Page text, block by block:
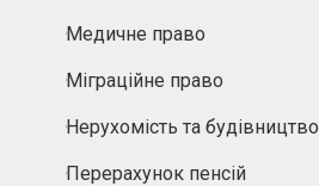
Медичне право
Міграційне право
Нерухомість та будівництво
Перерахунок пенсій